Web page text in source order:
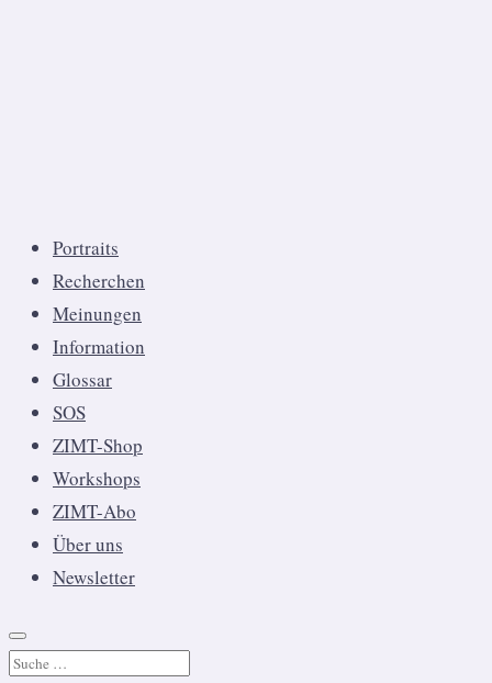
Portraits
Recherchen
Meinungen
Information
Glossar
SOS
ZIMT-Shop
Workshops
ZIMT-Abo
Über uns
Newsletter